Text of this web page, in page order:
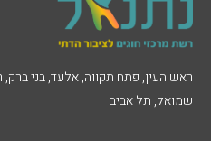
ראש העין, פתח תקווה, אלעד, בני ברק,
שמואל, תל אביב